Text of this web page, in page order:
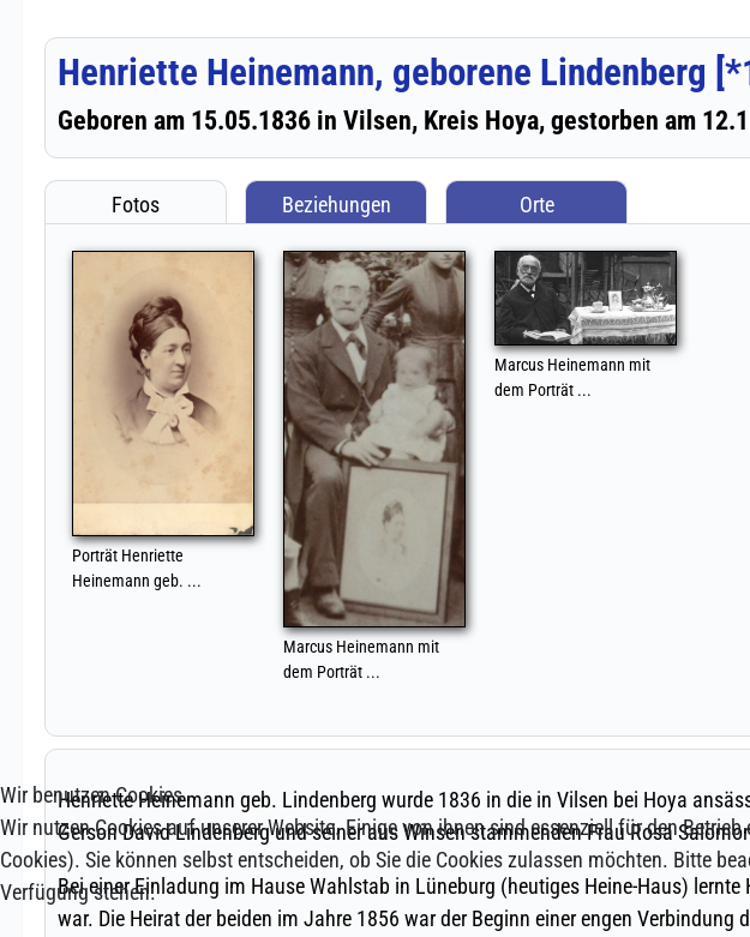
Wir benutzen Cookies
Wir nutzen Cookies auf unserer Website. Einige von ihnen sind essenziell für den
Cookies). Sie können selbst entscheiden, ob Sie die Cookies zulassen möchten. Bitte
Verfügung stehen.